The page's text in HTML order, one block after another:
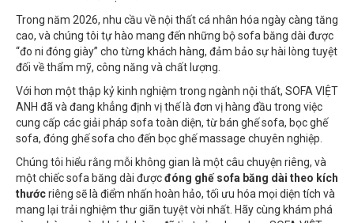
Trong năm 2026, nhu cầu về nội thất cá nhân hóa ngày càng tăng
cao, và chúng tôi tự hào mang đến những bộ sofa băng dài được
“đo ni đóng giày” cho từng khách hàng, đảm bảo sự hài lòng tuyệt
đối về thẩm mỹ, công năng và chất lượng.
Với hơn một thập kỷ kinh nghiệm trong ngành nội thất, SOFA VIỆT
ANH đã và đang khẳng định vị thế là đơn vị hàng đầu trong việc
cung cấp các giải pháp sofa toàn diện, từ bán ghế sofa, bọc ghế
sofa, đóng ghế sofa cho đến bọc ghế massage chuyên nghiệp.
Chúng tôi hiểu rằng mỗi không gian là một câu chuyện riêng, và
một chiếc sofa băng dài đượcđóng ghế sofa băng dài theo kích
thướcriêng sẽ là điểm nhấn hoàn hảo, tối ưu hóa mọi diện tích và
mang lại trải nghiệm thư giãn tuyệt vời nhất. Hãy cùng khám phá